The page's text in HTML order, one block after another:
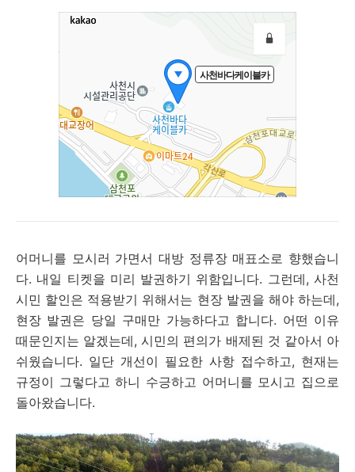
어머니를 모시러 가면서 대방 정류장 매표소로 향했습니
다. 내일 티켓을 미리 발권하기 위함입니다. 그런데, 사천
시민 할인은 적용받기 위해서는 현장 발권을 해야 하는데,
현장 발권은 당일 구매만 가능하다고 합니다. 어떤 이유
때문인지는 알겠는데, 시민의 편의가 배제된 것 같아서 아
쉬웠습니다. 일단 개선이 필요한 사항 접수하고, 현재는
규정이 그렇다고 하니 수긍하고 어머니를 모시고 집으로
돌아왔습니다.